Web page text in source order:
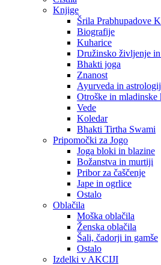
Knjige
Šrila Prabhupadove
Biografije
Kuharice
Družinsko življenje
Bhakti joga
Znanost
Ayurveda in
Otroške in mladinske
Vede
Koledar
Bhakti Tirtha Swami
Pripomočki za Jogo
Joga bloki in blazine
Božanstva in murtiji
Pribor za čaščenje
Jape in ogrlice
Ostalo
Oblačila
Moška oblačila
Ženska oblačila
Šali, čadorji in gamše
Ostalo
Izdelki v AKCIJI